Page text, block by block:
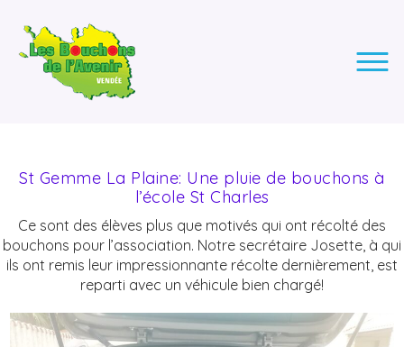
St Gemme La Plaine: Une pluie de bouchons à
l’école St Charles
Ce sont des élèves plus que motivés qui ont récolté des
bouchons pour l’association. Notre secrétaire Josette, à qui
ils ont remis leur impressionnante récolte dernièrement, est
reparti avec un véhicule bien chargé!